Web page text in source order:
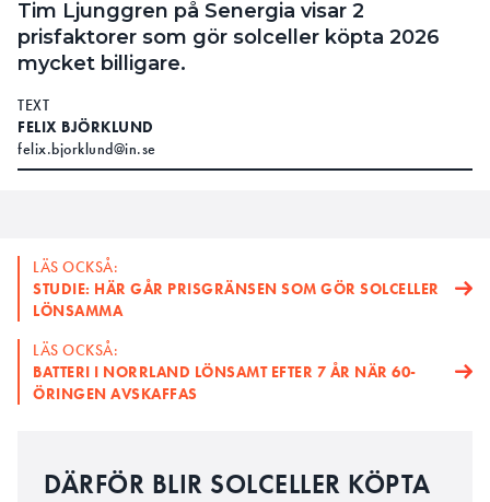
Tim Ljunggren på Senergia visar 2
prisfaktorer som gör solceller köpta 2026
mycket billigare.
TEXT
FELIX BJÖRKLUND
felix.bjorklund@in.se
LÄS OCKSÅ:
STUDIE: HÄR GÅR PRISGRÄNSEN SOM GÖR SOLCELLER
LÖNSAMMA
LÄS OCKSÅ:
BATTERI I NORRLAND LÖNSAMT EFTER 7 ÅR NÄR 60-
ÖRINGEN AVSKAFFAS
DÄRFÖR BLIR SOLCELLER KÖPTA